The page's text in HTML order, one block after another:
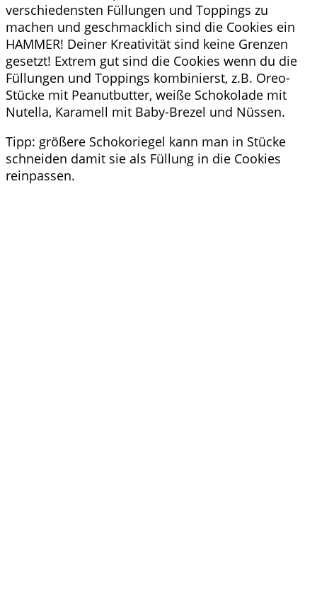
verschiedensten Füllungen und Toppings zu
machen und geschmacklich sind die Cookies ein
HAMMER! Deiner Kreativität sind keine Grenzen
gesetzt! Extrem gut sind die Cookies wenn du die
Füllungen und Toppings kombinierst, z.B. Oreo-
Stücke mit Peanutbutter, weiße Schokolade mit
Nutella, Karamell mit Baby-Brezel und Nüssen.
Tipp: größere Schokoriegel kann man in Stücke
schneiden damit sie als Füllung in die Cookies
reinpassen.